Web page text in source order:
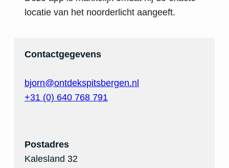
locatie van het noorderlicht aangeeft.
Contactgegevens
bjorn@ontdekspitsbergen.nl
+31 (0) 640 768 791
Postadres
Kalesland 32